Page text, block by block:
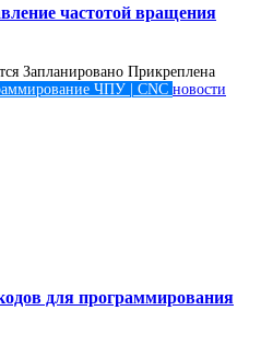
частотой вращения
Запланировано Прикреплена
ЧПУ | CNC новости
для программирования